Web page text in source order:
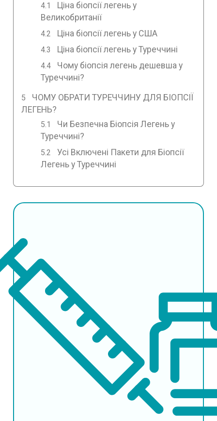
Ціна біопсії легень у
Великобританії
Ціна біопсії легень у США
Ціна біопсії легень у Туреччині
Чому біопсія легень дешевша у
Туреччині?
ЧОМУ ОБРАТИ ТУРЕЧЧИНУ ДЛЯ БІОПСІЇ
ЛЕГЕНЬ?
Чи Безпечна Біопсія Легень у
Туреччині?
Усі Включені Пакети для Біопсії
Легень у Туреччині